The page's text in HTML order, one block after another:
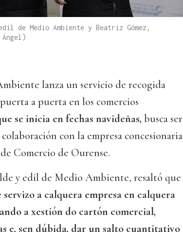
de Medio Ambiente y Beatriz Gómez,
lanza un servicio de recogida
a puerta en los comercios
se inicia en fechas navideñas, busca ser
con la empresa concesionaria
Comercio de Ourense.
y edil de Medio Ambiente, resaltó que
a calquera empresa en calquera
a xestión do cartón comercial,
e, sen dúbida, dar un salto cuantitativo